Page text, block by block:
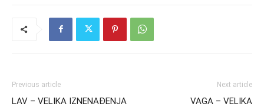
Previous article
LAV – VELIKA IZNENAĐENJA
Next article
VAGA – VELIKA